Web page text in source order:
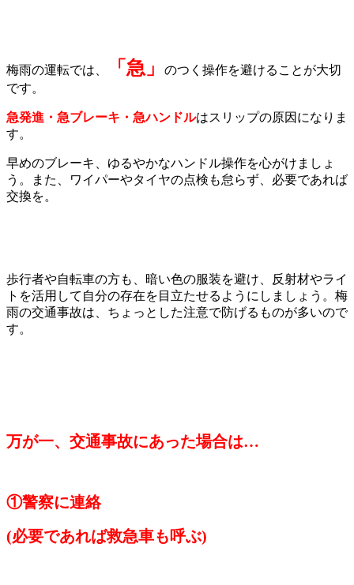
梅雨の運転では、 「急」
のつく操作を避けることが大切
です。
急発進・急ブレーキ・急ハンドルはスリップの原因になりま
す。
早めのブレーキ、ゆるやかなハンドル操作を心がけましょ
う。また、ワイパーやタイヤの点検も怠らず、必要であれば
交換を。
歩行者や自転車の方も、暗い色の服装を避け、反射材やライ
トを活用して自分の存在を目立たせるようにしましょう。梅
雨の交通事故は、ちょっとした注意で防げるものが多いので
す。
万が一、交通事故にあった場合は…
①警察に連絡
(必要であれば救急車も呼ぶ)